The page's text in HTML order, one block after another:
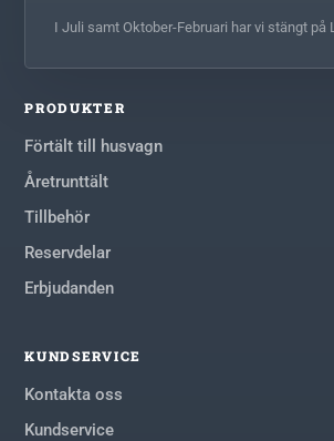
PRODUKTER
Förtält till husvagn
Åretrunttält
Tillbehör
Reservdelar
Erbjudanden
KUNDSERVICE
Kontakta oss
Kundservice
I Juli samt Oktober-Februari har vi stängt på